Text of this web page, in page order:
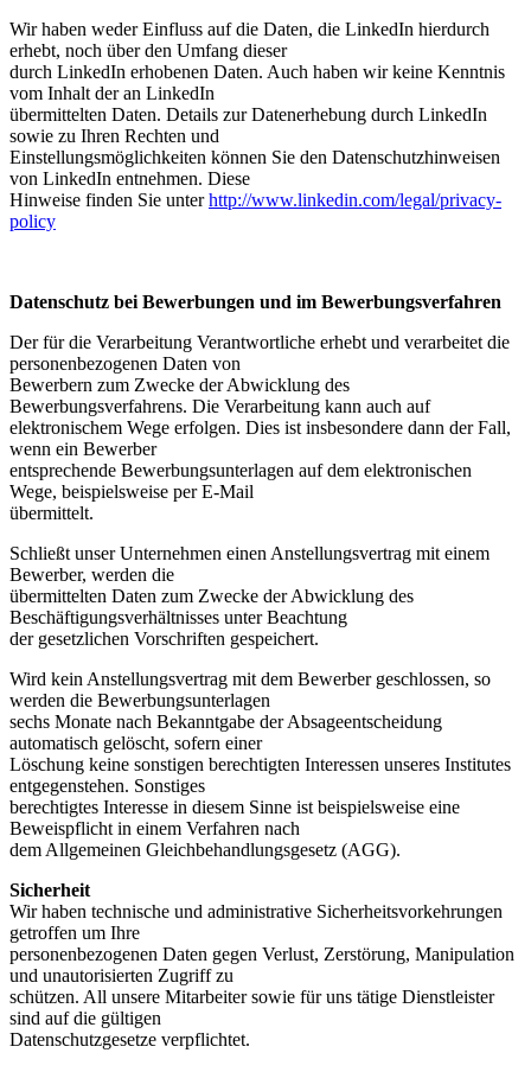
Wir haben weder Einfluss auf die Daten, die LinkedIn hierdurch
erhebt, noch über den Umfang dieser
durch LinkedIn erhobenen Daten. Auch haben wir keine Kenntnis
vom Inhalt der an LinkedIn
übermittelten Daten. Details zur Datenerhebung durch LinkedIn
sowie zu Ihren Rechten und
Einstellungsmöglichkeiten können Sie den Datenschutzhinweisen
von LinkedIn entnehmen. Diese
Hinweise finden Sie unterhttp://www.linkedin.com/legal/privacy-
policy
Datenschutz bei Bewerbungen und im Bewerbungsverfahren
Der für die Verarbeitung Verantwortliche erhebt und verarbeitet die
personenbezogenen Daten von
Bewerbern zum Zwecke der Abwicklung des
Bewerbungsverfahrens. Die Verarbeitung kann auch auf
elektronischem Wege erfolgen. Dies ist insbesondere dann der Fall,
wenn ein Bewerber
entsprechende Bewerbungsunterlagen auf dem elektronischen
Wege, beispielsweise per E-Mail
übermittelt.
Schließt unser Unternehmen einen Anstellungsvertrag mit einem
Bewerber, werden die
übermittelten Daten zum Zwecke der Abwicklung des
Beschäftigungsverhältnisses unter Beachtung
der gesetzlichen Vorschriften gespeichert.
Wird kein Anstellungsvertrag mit dem Bewerber geschlossen, so
werden die Bewerbungsunterlagen
sechs Monate nach Bekanntgabe der Absageentscheidung
automatisch gelöscht, sofern einer
Löschung keine sonstigen berechtigten Interessen unseres Institutes
entgegenstehen. Sonstiges
berechtigtes Interesse in diesem Sinne ist beispielsweise eine
Beweispflicht in einem Verfahren nach
dem Allgemeinen Gleichbehandlungsgesetz (AGG).
Sicherheit
Wir haben technische und administrative Sicherheitsvorkehrungen
getroffen um Ihre
personenbezogenen Daten gegen Verlust, Zerstörung, Manipulation
und unautorisierten Zugriff zu
schützen. All unsere Mitarbeiter sowie für uns tätige Dienstleister
sind auf die gültigen
Datenschutzgesetze verpflichtet.